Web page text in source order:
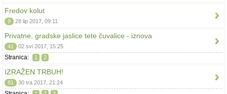
Fredov kolut
9 28 lip 2017, 09:11
Privatne, gradske jaslice tete čuvalice - iznova
41 02 svi 2017, 15:25
Stranica: 1 2
IZRAŽEN TRBUH!
81 30 tra 2017, 21:24